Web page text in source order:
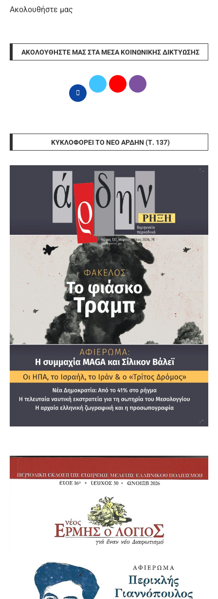
Ακολουθήστε μας
ΑΚΟΛΟΥΘΉΣΤΕ ΜΑΣ ΣΤΑ ΜΈΣΑ ΚΟΙΝΩΝΙΚΉΣ ΔΙΚΤΎΩΣΗΣ
ΚΥΚΛΟΦΟΡΕΊ ΤΟ ΝΈΟ ΆΡΔΗΝ (Τ. 137)